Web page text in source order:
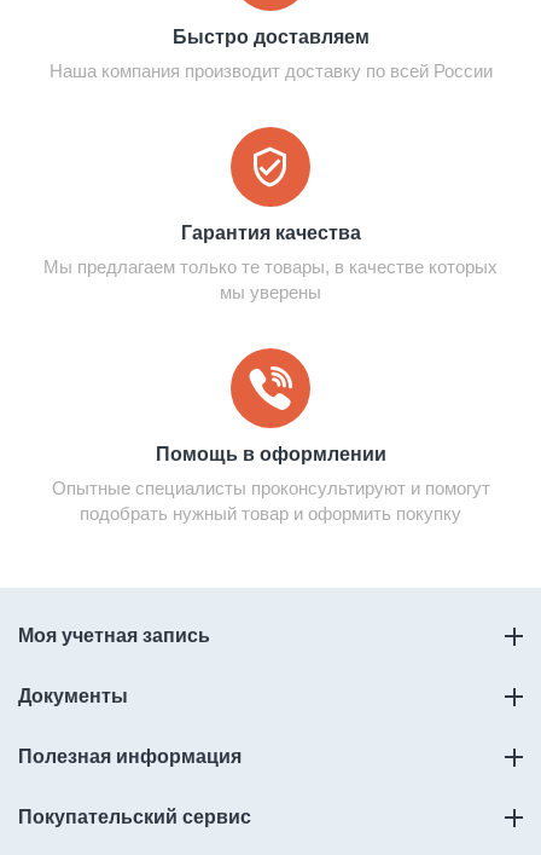
Быстро доставляем
Наша компания производит доставку по всей России
Гарантия качества
Мы предлагаем только те товары, в качестве которых
мы уверены
Помощь в оформлении
Опытные специалисты проконсультируют и помогут
подобрать нужный товар и оформить покупку
Моя учетная запись
Документы
Полезная информация
Покупательский сервис